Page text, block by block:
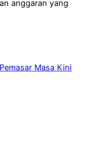
anggaran yang